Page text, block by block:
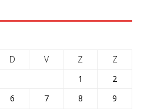
D V Z
Z
1
2
6 7 8
9